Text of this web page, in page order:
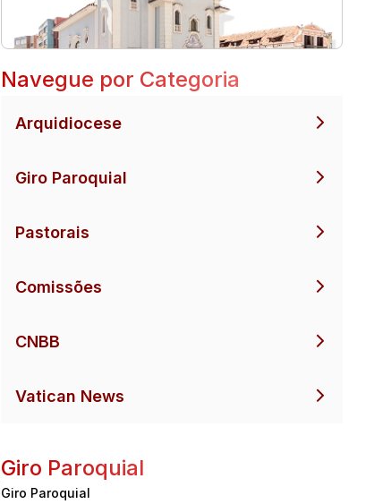
Navegue por Categoria
Arquidiocese
Giro Paroquial
Pastorais
Comissões
CNBB
Vatican News
Giro Paroquial
Giro Paroquial